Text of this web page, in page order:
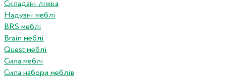
Складані ліжка
Надувні меблі
BRS меблі
Brain меблі
Quest меблі
Сила меблі
Сила набори меблів